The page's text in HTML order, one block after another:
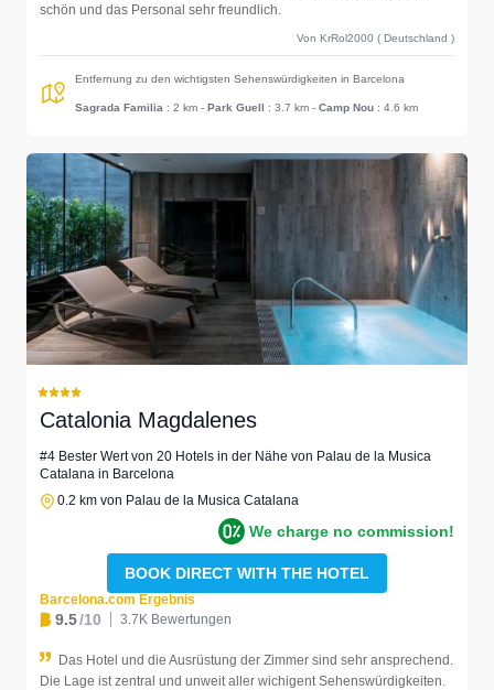
schön und das Personal sehr freundlich.
Von KrRol2000 ( Deutschland )
Entfernung zu den wichtigsten Sehenswürdigkeiten in Barcelona
Sagrada Familia : 2 km - Park Guell : 3.7 km - Camp Nou : 4.6 km
Catalonia Magdalenes
#4 Bester Wert von 20 Hotels in der Nähe von Palau de la Musica
Catalana in Barcelona
0.2 km von Palau de la Musica Catalana
We charge no commission!
BOOK DIRECT WITH THE HOTEL
Barcelona.com Ergebnis
9.5/10 3.7K Bewertungen
Das Hotel und die Ausrüstung der Zimmer sind sehr ansprechend.
Die Lage ist zentral und unweit aller wichigent Sehenswürdigkeiten.